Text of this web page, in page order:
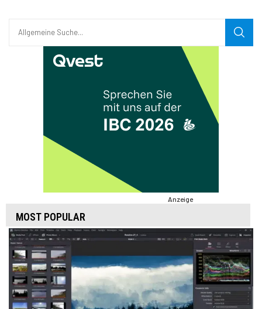
Anzeige
MOST POPULAR